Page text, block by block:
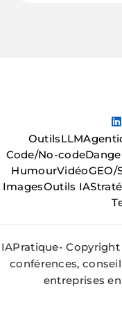
OutilsLLM
Code/No-code
HumourVidéoGEO/
ImagesOutils IA
IAPratique-
conférences,
entreprises